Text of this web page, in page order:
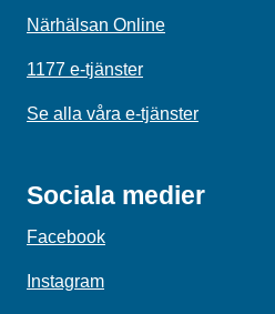
Närhälsan Online
1177 e-tjänster
Se alla våra e-tjänster
Sociala medier
Facebook
Instagram